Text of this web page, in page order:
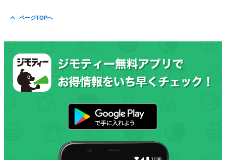
ページTOPへ